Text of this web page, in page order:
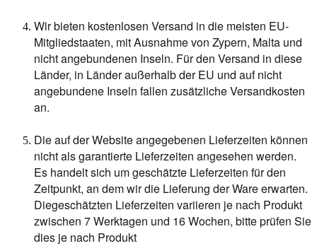
Wir bieten kostenlosen Versand in die meisten EU-
Mitgliedstaaten, mit Ausnahme von Zypern, Malta und
nicht angebundenen Inseln. Für den Versand in diese
Länder, in Länder außerhalb der EU und auf nicht
angebundene Inseln fallen zusätzliche Versandkosten
an.
Die auf der Website angegebenen Lieferzeiten können
nicht als garantierte Lieferzeiten angesehen werden.
Es handelt sich um geschätzte Lieferzeiten für den
Zeitpunkt, an dem wir die Lieferung der Ware erwarten.
Diegeschätzten Lieferzeiten variieren je nach Produkt
zwischen 7 Werktagen und 16 Wochen, bitte prüfen Sie
dies je nach Produkt